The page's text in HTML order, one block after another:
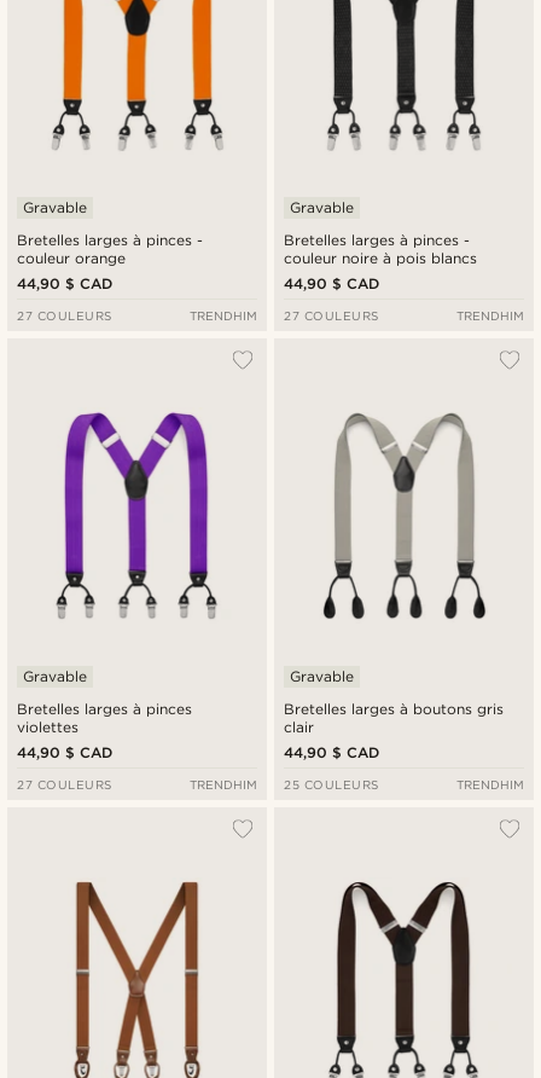
Bretelles larges à pinces -
couleur orange
Gravable
44,90 $ CAD
27 COULEURS TRENDHIM
Bretelles larges à pinces -
couleur noire à pois blancs
Gravable
44,90 $ CAD
27 COULEURS TRENDHIM
Bretelles larges à pinces
violettes
Gravable
44,90 $ CAD
27 COULEURS TRENDHIM
Bretelles larges à boutons gris
clair
Gravable
44,90 $ CAD
25 COULEURS TRENDHIM